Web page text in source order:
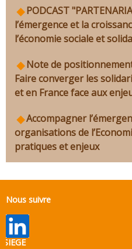
PODCAST
l’émergence et la
l’économie sociale et
Note de
Faire converger les
et en France face aux
Accompagner
organisations de
pratiques et enjeux
Nous suivre
SIEGE